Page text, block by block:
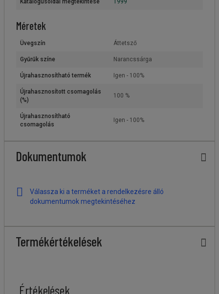
Méretek
Üvegszín Áttetsző
Gyűrűk színe Narancssárga
Újrahasznosítható termék Igen - 100%
Újrahasznosított csomagolás
(%)
100 %
Újrahasznosítható
csomagolás
Igen - 100%
Dokumentumok
Válassza ki a terméket a rendelkezésre álló
dokumentumok megtekintéséhez
Termékértékelések